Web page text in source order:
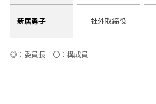
新居勇子 社外取締役
◎：委員長 〇：構成員